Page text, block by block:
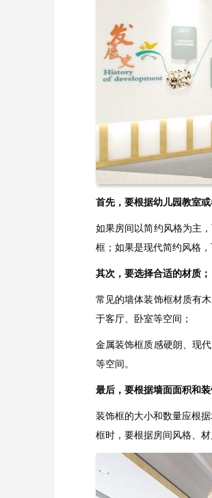
首先，要根据幼儿园教室
如果房间以简约风格为主
框；如果是现代简约风格
其次，要选择合适的材质；
常见的墙体装饰框材质有
于客厅、卧室等空间；
金属装饰框质感硬朗、现
等空间。
最后，要根据墙面面积和
装饰框的大小和数量应根
框时，要根据房间风格、